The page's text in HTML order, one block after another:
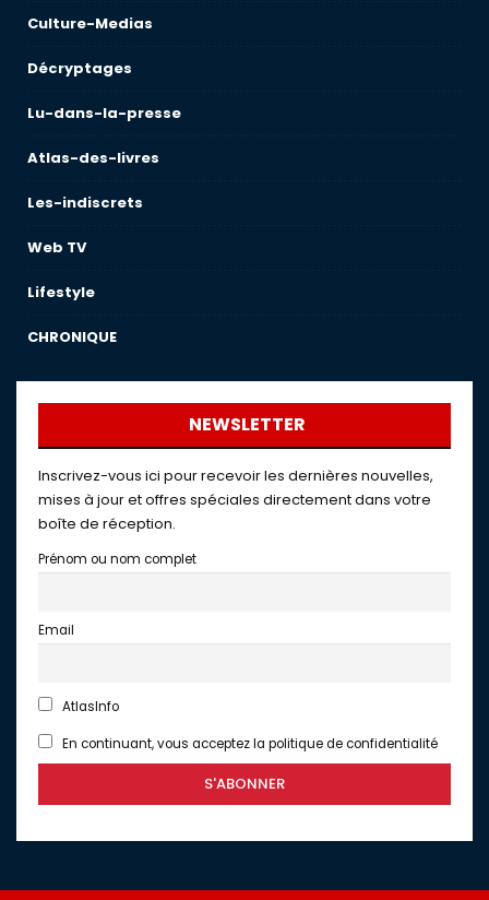
Culture-Medias
Décryptages
Lu-dans-la-presse
Atlas-des-livres
Les-indiscrets
Web TV
Lifestyle
CHRONIQUE
NEWSLETTER
Inscrivez-vous ici pour recevoir les dernières nouvelles,
mises à jour et offres spéciales directement dans votre
boîte de réception.
Prénom ou nom complet
Email
AtlasInfo
En continuant, vous acceptez la politique de confidentialité